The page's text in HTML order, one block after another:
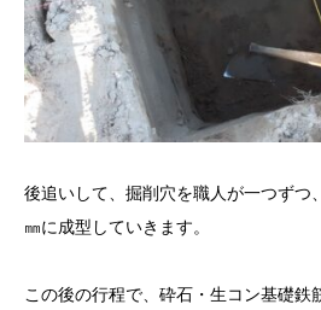
後追いして、掘削穴を職人が一つずつ
㎜に成型していきます。
この後の行程で、砕石・生コン基礎鉄